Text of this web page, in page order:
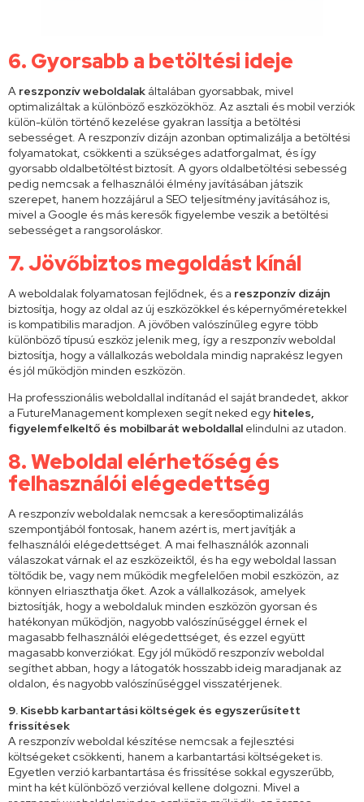
6. Gyorsabb a betöltési ideje
A reszponzív weboldalak általában gyorsabbak, mivel
optimalizáltak a különböző eszközökhöz. Az asztali és mobil verziók
külön-külön történő kezelése gyakran lassítja a betöltési
sebességet. A reszponzív dizájn azonban optimalizálja a betöltési
folyamatokat, csökkenti a szükséges adatforgalmat, és így
gyorsabb oldalbetöltést biztosít. A gyors oldalbetöltési sebesség
pedig nemcsak a felhasználói élmény javításában játszik
szerepet, hanem hozzájárul a SEO teljesítmény javításához is,
mivel a Google és más keresők figyelembe veszik a betöltési
sebességet a rangsoroláskor.
7. Jövőbiztos megoldást kínál
A weboldalak folyamatosan fejlődnek, és a reszponzív dizájn
biztosítja, hogy az oldal az új eszközökkel és képernyőméretekkel
is kompatibilis maradjon. A jövőben valószínűleg egyre több
különböző típusú eszköz jelenik meg, így a reszponzív weboldal
biztosítja, hogy a vállalkozás weboldala mindig naprakész legyen
és jól működjön minden eszközön.
Ha professzionális weboldallal indítanád el saját brandedet, akkor
a FutureManagement komplexen segít neked egy hiteles,
figyelemfelkeltő és mobilbarát weboldallal elindulni az utadon.
8. Weboldal elérhetőség és
felhasználói elégedettség
A reszponzív weboldalak nemcsak a keresőoptimalizálás
szempontjából fontosak, hanem azért is, mert javítják a
felhasználói elégedettséget. A mai felhasználók azonnali
válaszokat várnak el az eszközeiktől, és ha egy weboldal lassan
töltődik be, vagy nem működik megfelelően mobil eszközön, az
könnyen elriaszthatja őket. Azok a vállalkozások, amelyek
biztosítják, hogy a weboldaluk minden eszközön gyorsan és
hatékonyan működjön, nagyobb valószínűséggel érnek el
magasabb felhasználói elégedettséget, és ezzel együtt
magasabb konverziókat. Egy jól működő reszponzív weboldal
segíthet abban, hogy a látogatók hosszabb ideig maradjanak az
oldalon, és nagyobb valószínűséggel visszatérjenek.
9. Kisebb karbantartási költségek és egyszerűsített
frissítések
A reszponzív weboldal készítése nemcsak a fejlesztési
költségeket csökkenti, hanem a karbantartási költségeket is.
Egyetlen verzió karbantartása és frissítése sokkal egyszerűbb,
mint ha két különböző verzióval kellene dolgozni. Mivel a